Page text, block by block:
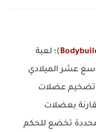
)‏؛ لعبة
عشر الميلادي
تضخيم عضلات
بعضلات
محددة تخضع للحكم